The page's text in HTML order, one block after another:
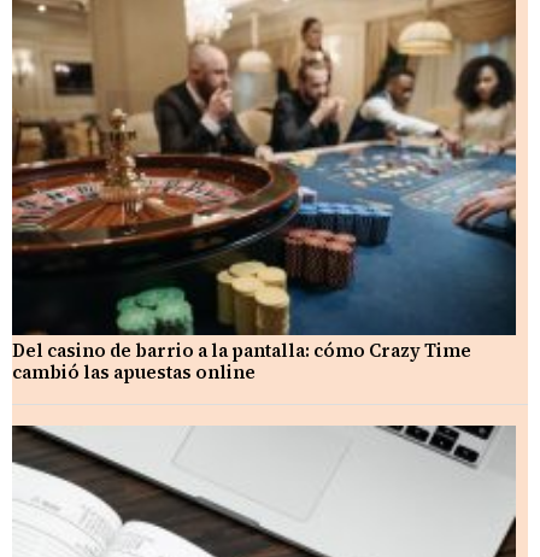
Del casino de barrio a la pantalla: cómo Crazy Time
cambió las apuestas online